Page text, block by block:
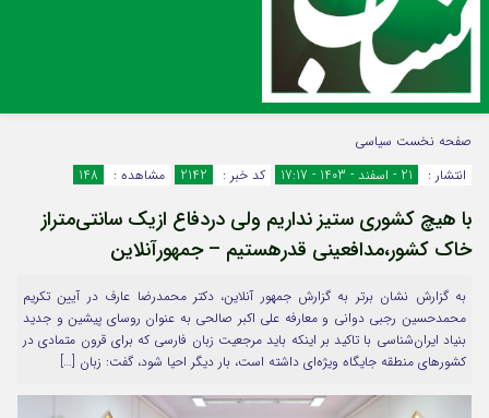
اینستاگرام
سروش
ایتا
آپارات
اپلیکیشن رمز عبور
مرا به خاطر بسپار
Forget Password
صفحه نخست سیاسی
انتشار :
21 - اسفند - 1403 - 17:17 کد خبر : 2142 مشاهده : 148
با هیچ کشوری ستیز نداریم ولی دردفاع ازیک سانتی‌‌متراز
خاک کشور،مدافعینی قدرهستیم – جمهورآنلاین
به گزارش نشان برتر به گزارش جمهور آنلاین، دکتر محمدرضا عارف در آیین تکریم
محمدحسین رجبی دوانی و معارفه علی اکبر صالحی به عنوان روسای پیشین و جدید
بنیاد ایران‌شناسی با تاکید بر اینکه باید مرجعیت زبان فارسی که برای قرون متمادی در
کشورهای منطقه جایگاه ویژه‌ای داشته است، بار دیگر احیا شود، گفت: زبان […]